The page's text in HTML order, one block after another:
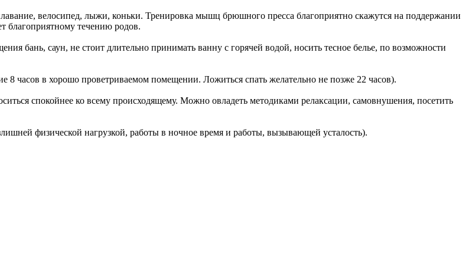
велосипед, лыжи, коньки. Тренировка мышц брюшного пресса благоприятно скажутся на поддержании
благоприятному течению родов.
бань, саун, не стоит длительно принимать ванну с горячей водой, носить тесное белье, по возможности
часов в хорошо проветриваемом помещении. Ложиться спать желательно не позже 22 часов).
спокойнее ко всему происходящему. Можно овладеть методиками релаксации, самовнушения, посетить
физической нагрузкой, работы в ночное время и работы, вызывающей усталость).